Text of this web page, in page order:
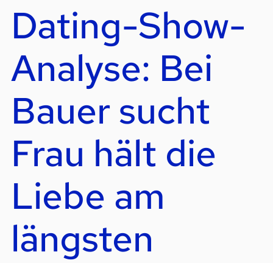
Dating-Show-
Analyse: Bei
Bauer sucht
Frau hält die
Liebe am
längsten